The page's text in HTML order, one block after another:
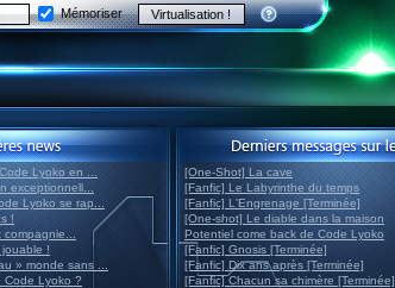
Mémoriser
Lyoko en ...
exceptionnell...
Lyoko se rap...
!
!
» monde sans ...
Code Lyoko ?
[One-Shot] La cave
[Fanfic] Le Labyrinthe du temps
[Fanfic] L'Engrenage [Terminée]
[One-shot] Le diable dans la maison
Potentiel come back de Code Lyoko
[Fanfic] Gnosis [Terminée]
[Fanfic] Dix ans après [Terminée]
[Fanfic] Chacun sa chimère [Terminée]